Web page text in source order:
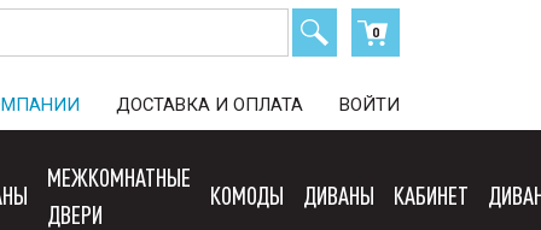
0
ДОСТАВКА И ОПЛАТА ВОЙТИ
МЕЖКОМНАТНЫЕ
ДВЕРИ
КОМОДЫ ДИВАНЫ КАБИНЕТ